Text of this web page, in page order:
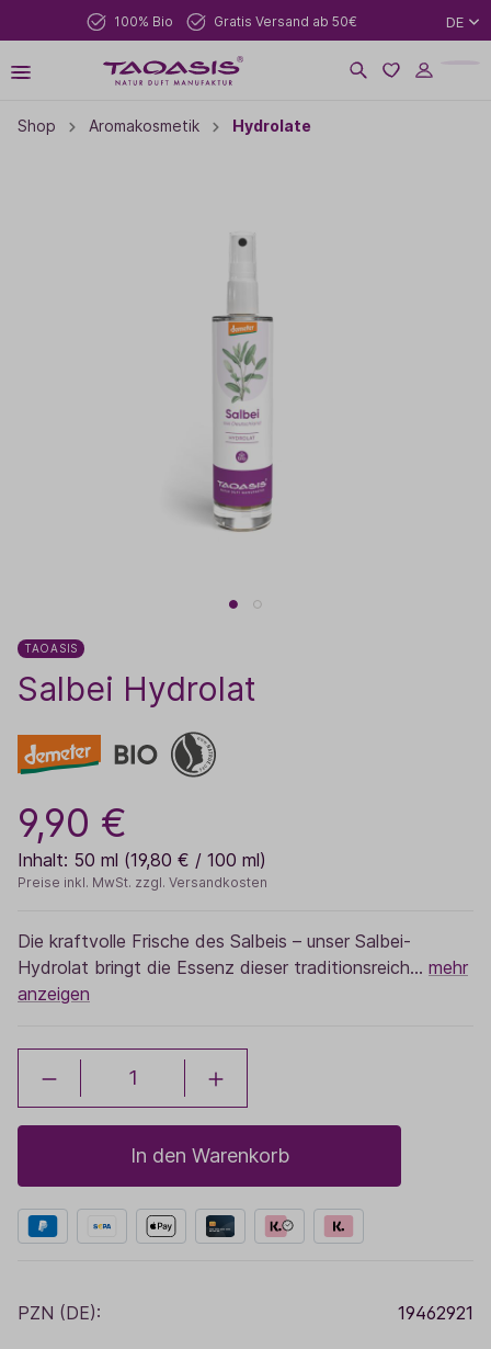
100% Bio Gratis Versand ab 50€ DE
Shop Aromakosmetik Hydrolate
TAOASIS
Salbei Hydrolat
9,90 €
Inhalt: 50 ml (19,80 € / 100 ml)
Preise inkl. MwSt. zzgl. Versandkosten
Die kraftvolle Frische des Salbeis – unser Salbei-
Hydrolat bringt die Essenz dieser traditionsreich… mehr
anzeigen
In den Warenkorb
PZN (DE): 19462921